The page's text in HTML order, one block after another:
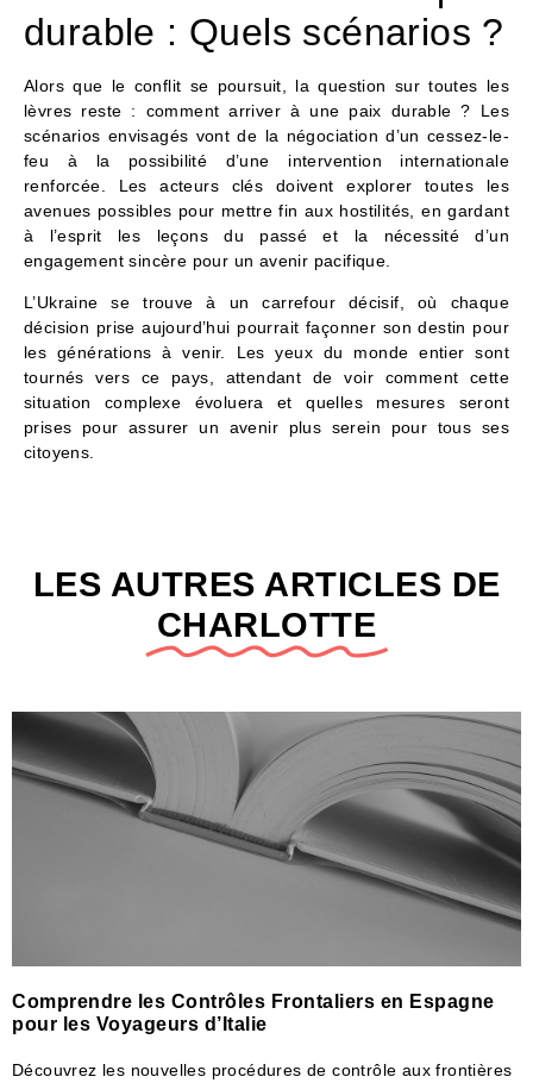
durable : Quels scénarios ?
Alors que le conflit se poursuit, la question sur toutes les
lèvres reste : comment arriver à une paix durable ? Les
scénarios envisagés vont de la négociation d’un cessez-le-
feu à la possibilité d’une intervention internationale
renforcée. Les acteurs clés doivent explorer toutes les
avenues possibles pour mettre fin aux hostilités, en gardant
à l’esprit les leçons du passé et la nécessité d’un
engagement sincère pour un avenir pacifique.
L’Ukraine se trouve à un carrefour décisif, où chaque
décision prise aujourd’hui pourrait façonner son destin pour
les générations à venir. Les yeux du monde entier sont
tournés vers ce pays, attendant de voir comment cette
situation complexe évoluera et quelles mesures seront
prises pour assurer un avenir plus serein pour tous ses
citoyens.
LES AUTRES ARTICLES DE
CHARLOTTE
Comprendre les Contrôles Frontaliers en Espagne
pour les Voyageurs d’Italie
Découvrez les nouvelles procédures de contrôle aux frontières